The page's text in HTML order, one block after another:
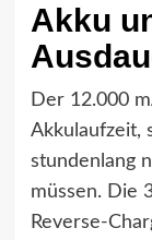
Akku
Der 12.000
Akkulaufzeit,
stundenlang
müssen. Die
Reverse-